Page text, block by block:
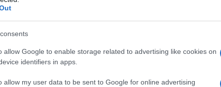
allow Google to enable storage related to advertising like cookies on
identifiers in apps.
allow my user data to be sent to Google for online advertising
dal 5 all’11 maggio rispetto a quella
per 100mila abitanti scendono da 868 a
segna un – 42,1%
occupati da pazienti Covid scendono
intensiva sono al 15%(-4%)